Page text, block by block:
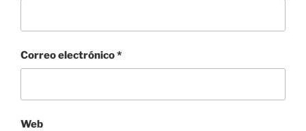
Correo electrónico*
Web